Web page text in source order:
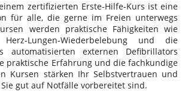
zertifizierten Erste-Hilfe-Kurs ist eine
für alle, die gerne im Freien unterwegs
werden praktische Fähigkeiten wie
Herz-Lungen-Wiederbelebung und die
automatisierten externen Defibrillators
praktische Erfahrung und die fachkundige
Kursen stärken Ihr Selbstvertrauen und
gut auf Notfälle vorbereitet sind.